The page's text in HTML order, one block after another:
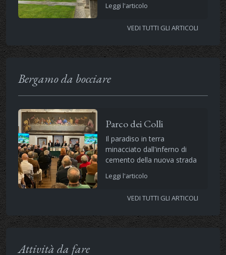
Leggi l'articolo
VEDI TUTTI GLI ARTICOLI
Bergamo da bocciare
Parco dei Colli
Il paradiso in terra
minacciato dall'inferno di
cemento della nuova strada
Leggi l'articolo
VEDI TUTTI GLI ARTICOLI
Attività da fare